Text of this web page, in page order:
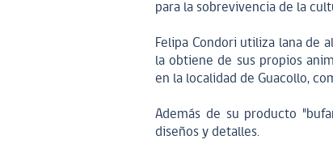
para la sobrevivencia de la
Felipa Condori utiliza lana de
la obtiene de sus propios
en la localidad de Guacollo,
Además de su producto
diseños y detalles.